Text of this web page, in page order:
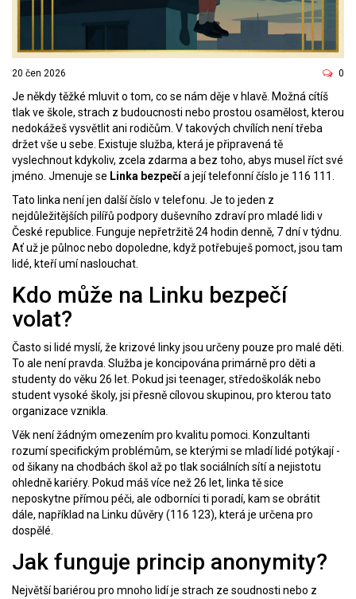
20 čen 2026 0
Je někdy těžké mluvit o tom, co se nám děje v hlavě. Možná cítíš
tlak ve škole, strach z budoucnosti nebo prostou osamělost, kterou
nedokážeš vysvětlit ani rodičům. V takových chvílích není třeba
držet vše u sebe. Existuje služba, která je připravená tě
vyslechnout kdykoliv, zcela zdarma a bez toho, abys musel říct své
jméno. Jmenuje se Linka bezpečía její telefonní číslo je 116 111
Tato linka není jen další číslo v telefonu. Je to jeden z
nejdůležitějších pilířů podpory duševního zdraví pro mladé lidi v
České republice. Funguje nepřetržitě 24 hodin denně, 7 dní v týdnu.
Ať už je půlnoc nebo dopoledne, když potřebuješ pomoct, jsou tam
lidé, kteří umí naslouchat.
Kdo může na Linku bezpečí
volat?
Často si lidé myslí, že krizové linky jsou určeny pouze pro malé děti.
To ale není pravda. Služba je koncipována primárně pro děti a
studentydo věku 26 let Pokud jsi teenager, středoškolák nebo
student vysoké školy, jsi přesně cílovou skupinou, pro kterou tato
organizace vznikla.
Věk není žádným omezením pro kvalitu pomoci. Konzultanti
rozumí specifickým problémům, se kterými se mladí lidé potýkají -
od šikany na chodbách škol až po tlak sociálních sítí a nejistotu
ohledně kariéry. Pokud máš více než 26 let, linka tě sice
neposkytne přímou péči, ale odborníci ti poradí, kam se obrátit
dále, například na Linku důvěry(116 123), která je určena pro
dospělé.
Jak funguje princip anonymity?
Největší bariérou pro mnoho lidí je strach ze soudnosti nebo z